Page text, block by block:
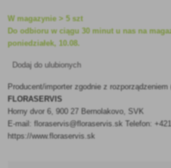
W magazynie > 5 szt
Do odbioru w ciągu 30 minut u nas na
poniedziałek, 10.08.
Dodaj do ulubionych
Producent/importer zgodnie z rozporządzeniem
FLORASERVIS
Horny dvor 6, 900 27 Bernolakovo, SVK
E-mail: floraservis@floraservis.sk Telefon:
https://www.floraservis.sk